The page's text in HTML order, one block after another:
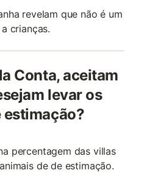
revelam que não é um
crianças.
Conta, aceitam
levar os
estimação?
percentagem das villas
de de estimação.